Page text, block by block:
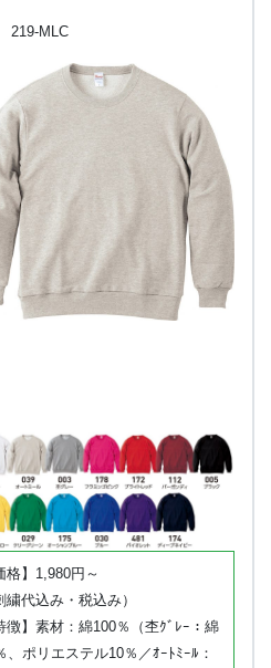
219-MLC
格】1,980円～
繍代込み・税込み）
徴】素材：綿100％（杢ｸﾞﾚｰ：綿
、ポリエステル10％／ｵｰﾄﾐｰﾙ：